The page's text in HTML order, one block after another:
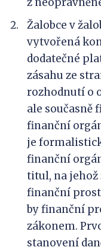
Žalobce v
vytvořená
dodatečné
zásahu ze
rozhodnutí o
ale současně
finanční
je
finanční
titul, na jehož
finanční
by finanční
zákonem.
stanovení